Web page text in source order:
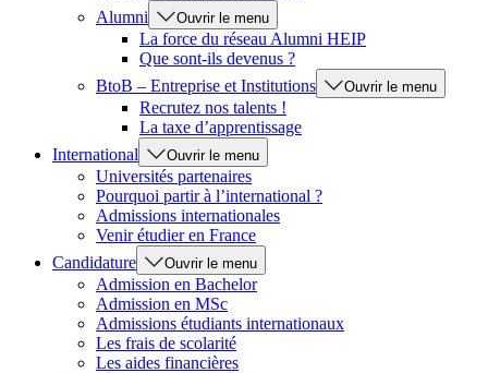
Alumni
Ouvrir le menu
La force du réseau Alumni HEIP
Que sont-ils devenus ?
BtoB – Entreprise et Institutions
Ouvrir le menu
Recrutez nos talents !
La taxe d’apprentissage
International
Ouvrir le menu
Universités partenaires
Pourquoi partir à l’international ?
Admissions internationales
Venir étudier en France
Candidature
Ouvrir le menu
Admission en Bachelor
Admission en MSc
Admissions étudiants internationaux
Les frais de scolarité
Les aides financières